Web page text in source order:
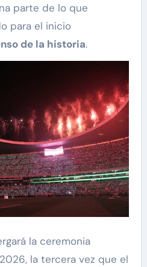
parte de lo que
para el inicio
de la historia.
la ceremonia
la tercera vez que el